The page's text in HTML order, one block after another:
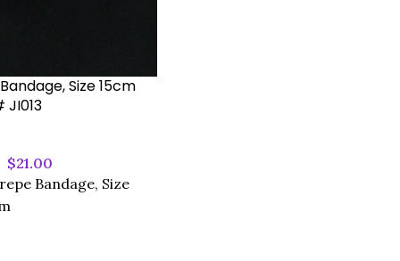
Size 15cm
JI013
$21.00
Bandage, Size